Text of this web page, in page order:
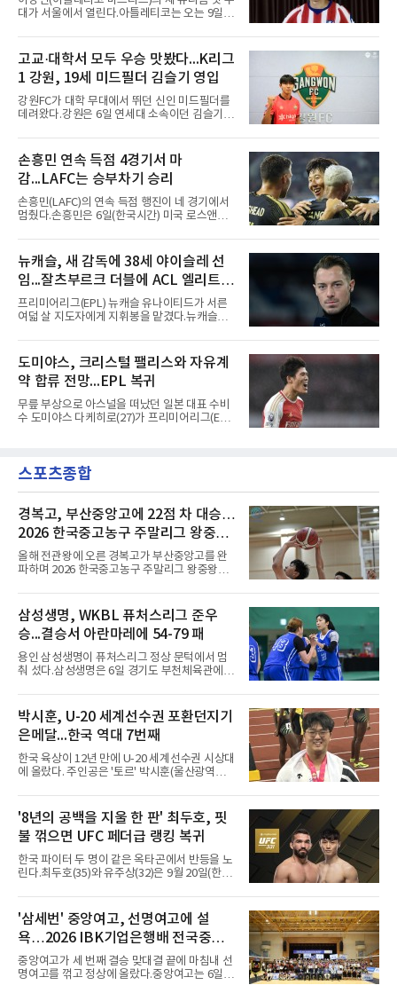
격수 김주원에게 연결했다. 김주원이 1루수 블
레인에게 던지며 4-6-3 병살타가 완
대가 서울에서 열린다.아틀레티코는 오는 9일
와 2026 쿠팡플레이 시리즈 친선 경기를 치른다.
구단 소집 명단에 이강인이 포함되면서 변수가
없는 한 그의 첫 출격은 서울이 된다.등번호부터
무게가 실렸다. 이강인은 첫 경기부터 7번을 단
다. 2010년대 팀의 전성기를 이끈 앙투안 그리즈
만이 달았던 번호다.합류 과정은 순탄치 않았다.
스페인으로 건너가려던 그는 병역 특례 행정 절
짧게 호흡을 맞춰 경기에 나선다.역할도 관심사
다. 유려한 탈압박과
고교·대학서 모두 우승 맛봤다...K리그
1 강원, 19세 미드필더 김슬기 영입
강원FC가 대학 무대에서 뛰던 신인 미드필더를
데려왔다.강원은 6일 연세대 소속이던 김슬기
조건을 갖췄다.이력은 우승으로 채워져 있다. 수
원고 시절 주축으로 활약하며 지난해 전국고등
리그와 추계전국고등대회 우승에 기여했고, 올
해 연세대 진학 후에는 춘계한산대첩기대학대회
정상에 올랐다. 2024년에는 17세 이하(U-17) 대
표팀 훈련에도 소집됐다.김슬기는 입단하게 돼
기쁘고 영광이라며 프로 무대에서도 성장해 팀
손흥민 연속 득점 4경기서 마
감...LAFC는 승부차기 승리
손흥민(LAFC)의 연속 득점 행진이 네 경기에서
멈췄다.손흥민은 6일(한국시간) 미국 로스앤젤
컵 리그 페이즈 1차전 치바스 과달라하라(멕시
코)전에 선발 출전했으나 공격포인트 없이 후반
41분 타일러 보이드와 교체됐다. 이날 골을 넣었
다면 공식전 5경기 연속 득점이었다. 다만 메이
저리그사커(MLS)에서 이어온 4경기 연속골 기
록은 유지된다.경기는 팽팽했다. 전반 38분 다비
드 마르티네스의 땅볼 크로스를 드니 부앙가가
으로 골대 오른쪽 하단을 찔러 균형을 맞췄다.승
부는 승부차기로 갈렸다. LAFC는
뉴캐슬, 새 감독에 38세 야이슬레 선
임...잘츠부르크 더블에 ACL 엘리트 2
연패 경력
프리미어리그(EPL) 뉴캐슬 유나이티드가 서른
여덟 살 지도자에게 지휘봉을 맡겼다.뉴캐슬은
임을 발표했다. 그는 스페인 라망가에서 진행 중
인 프리시즌 캠프에 곧바로 합류했다. 구단은 유
럽 축구계에서 가장 촉망받는 젊은 감독을 데려
왔다고 밝혔다.이력은 이른 나이에 쌓였다. 서른
셋이던 2021년 오스트리아 레드불 잘츠부르크
사령탑에 올라 첫 시즌 리그와 컵대회를 동시에
제패했고, 구단 역사상 처음으로 팀을 유럽축구
다. 2023년 사우디아라비아 알아흘리로 옮겨
2024-2025시즌과 2025-2026시즌
도미야스, 크리스털 팰리스와 자유계
약 합류 전망...EPL 복귀
무릎 부상으로 아스널을 떠났던 일본 대표 수비
수 도미야스 다케히로(27)가 프리미어리그(EPL)
큰 틀의 계약 조건은 이미 합의됐고 구단은 개막
을 앞두고 영입 절차를 서두르고 있다.그의 최근
지난 시즌 아스널과 상호 합의로 계약을 해지했
고, 네덜란드 아약스에서 시즌 막판 8경기를 소
화했다. 이후 일본 대표로 월드컵에 나서 선발 2
경기를 포함해 3경기를 뛰며 감각을 끌어올렸
다.구단의 판단은 신중했다. 크리스털 팰리스는
기량을 확신하면서도 부상
스포츠종합
경복고, 부산중앙고에 22점 차 대승…
2026 한국중고농구 주말리그 왕중왕
전 첫 승 신고
올해 전관왕에 오른 경복고가 부산중앙고를 완
파하며 2026 한국중고농구 주말리그 왕중왕전
해남 우슬체육관에서 열린 대회 남고부 예선리
그 H조 1차전에서 부산중앙고를 98-76으로 제
압했다. 박지오가 26점, 김호원이 22점, 정우진
이 19점을 올리는 등 삼각편대의 고른 활약이 승
리를 이끌었다.경복고는 경기 초반부터 박지오
와 김호원의 내·외곽포가 고르게 터지며 주도권
을 잡았다. 전반을 40-34로 앞선 경복고는 후반
다.B조에서는 용산고가 안양고를 98-71로 꺾고
대회 2연승을 달렸다.한편 남중
삼성생명, WKBL 퓨처스리그 준우
승...결승서 아란마레에 54-79 패
용인 삼성생명이 퓨처스리그 정상 문턱에서 멈
춰 섰다.삼성생명은 6일 경기도 부천체육관에서
서 일본여자프로농구 2부 리그 아란마레에 54-
79로 졌다. 이다연이 14점을 넣었으나 20점 9리
바운드를 기록한 바이 쿰바 디야산을 앞세운 상
대를 넘지 못했다.이번 대회에 처음 출전한 아란
마레는 조별리그부터 결승까지 6전 전승을 거뒀
고, 디야산이 최우수선수(MVP)로 뽑혔다.
박시훈, U-20 세계선수권 포환던지기
은메달...한국 역대 7번째
한국 육상이 12년 만에 U-20 세계선수권 시상대
에 올랐다. 주인공은 '토르' 박시훈(울산광역시)
진 헤이워드 필드에서 열린 세계육상연맹(WA)
20세 이하 세계선수권 남자 포환던지기 결선에
서 20.31ｍ를 던져 2위에 올랐다. 우승자 알레산
드로 보르헤스(브라질)와는 4㎝ 차이였다.기록
의 의미는 크다. 1986년 시작된 이 대회에서 한
국이 따낸 메달은 은 1개와 동 5개뿐이다. 1992
년 이진일(800ｍ)의 은메달 이후 박재홍, 박재
7번째 메달리스트가 됐다.승부는 막판에 갈렸
다. 3차 시기에서 20.31ｍ로 선
'8년의 공백을 지울 한 판' 최두호, 핏
불 꺾으면 UFC 페더급 랭킹 복귀
한국 파이터 두 명이 같은 옥타곤에서 반등을 노
린다.최두호(35)와 유주상(32)은 9월 20일(한국
서 열리는 'UFC 331: 반 vs 판토자 2'에 출전해
각각 파트리시우 핏불(39·브라질), 마이클 애즈
웰 주니어(25·미국)와 맞선다.최두호의 목표는 8
년 만의 페더급 랭킹 재진입이다. 데뷔 후 3연속
KO승으로 11위까지 올랐던 그는 2018년 7월 순
위에서 빠졌고, 병역을 마치고 2023년 복귀한
뒤 1무에 이어 다시 3연속 KO승을 기록했다.상
'삼세번' 중앙여고, 선명여고에 설
욕…2026 IBK기업은행배 전국중고
배구대회 우승
중앙여고가 세 번째 결승 맞대결 끝에 마침내 선
명여고를 꺾고 정상에 올랐다.중앙여고는 6일